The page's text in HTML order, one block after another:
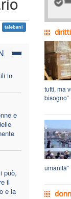
talebani
in
e
può,
il
e la
tutti, ma
bisogno”
umanità”